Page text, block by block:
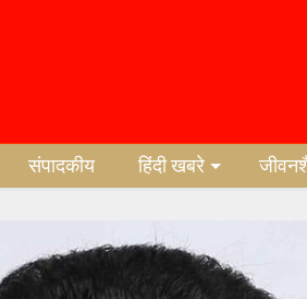
संपादकीय हिंदी खबरे